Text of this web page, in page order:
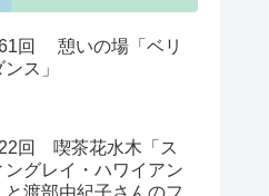
回 憩いの場「ベリ
ス」
回 喫茶花水木「ス
ングレイ・ハワイアン
と渡部由紀子さんのフ